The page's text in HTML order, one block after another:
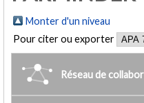
Monter d'un niveau
Pour citer ou exporter
Réseau de